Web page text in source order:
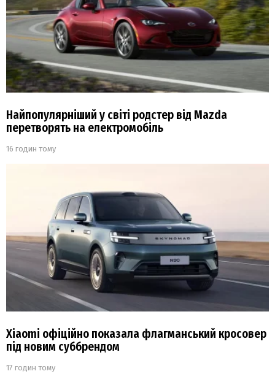
Найпопулярніший у світі родстер від Mazda
перетворять на електромобіль
16 годин тому
Xiaomi офіційно показала флагманський кросовер
під новим суббрендом
17 годин тому